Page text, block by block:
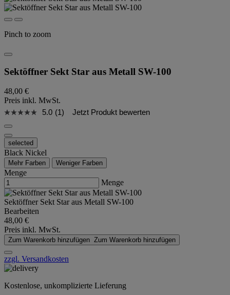
Pinch to zoom
Sektöffner Sekt Star aus Metall SW-100
48,00 €
Preis inkl. MwSt.
5.0 (1) Jetzt Produkt bewerten
selected
Black Nickel
Mehr Farben Weniger Farben
Menge
Menge
Sektöffner Sekt Star aus Metall SW-100
Bearbeiten
48,00 €
Preis inkl. MwSt.
Zum Warenkorb hinzufügen Zum Warenkorb hinzufügen
zzgl. Versandkosten
Kostenlose, unkomplizierte Lieferung